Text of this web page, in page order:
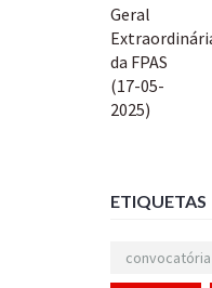
ETIQUETAS
convocatória